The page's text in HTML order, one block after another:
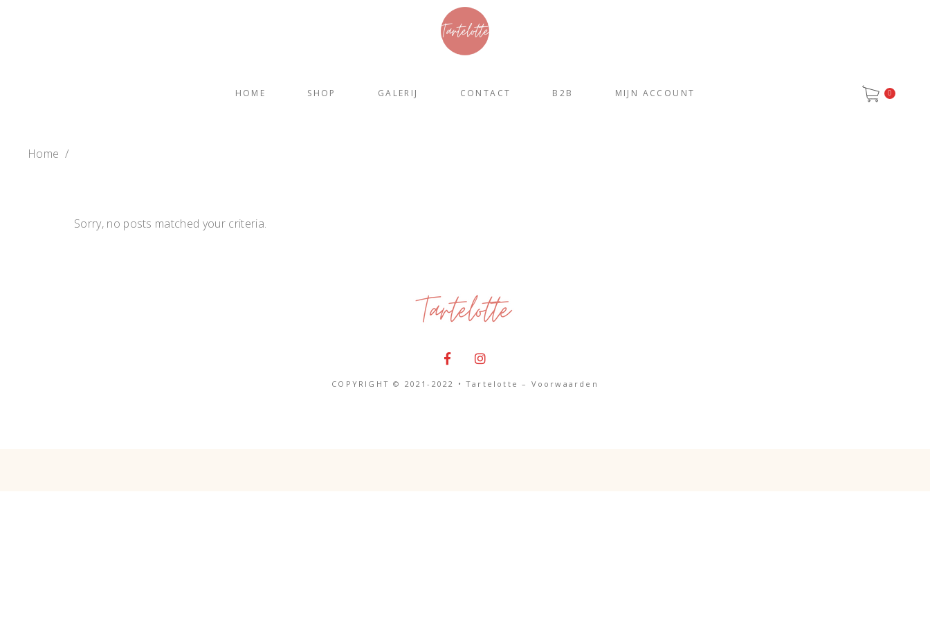
HOME SHOP GALERIJ CONTACT B2B MIJN ACCOUNT 0
Home /
Sorry, no posts matched your criteria.
COPYRIGHT © 2021-2022 • Tartelotte – Voorwaarden